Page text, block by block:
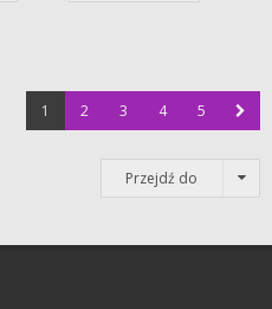
1 2 3 4 5
Przejdź do